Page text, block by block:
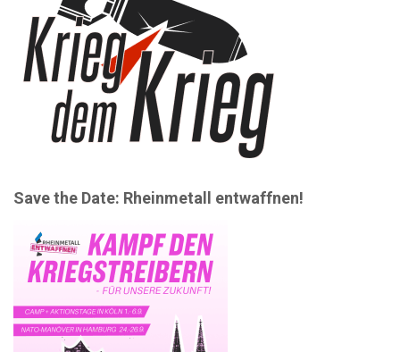
Save the Date: Rheinmetall entwaffnen!